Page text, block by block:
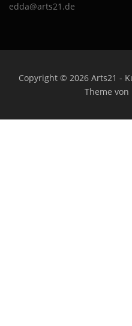
edda@arts21.de
Copyright © 2026 Arts21 -
Theme von